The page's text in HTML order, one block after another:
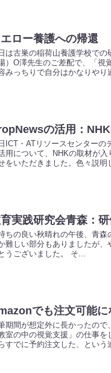
ロー養護への帰還
は古巣の稲荷山養護学校で
）O澤先生のご差配で、「視
みっちりで自分はかなりやり
の活用：
ICT・ATリソースセンターの
用について、NHKの取材が
をいただきました。色々説明
実践研究会青森：
ちの良い秋晴れの午後、青
難しい部分もありましたが
うございました。 そ...
でも注文可能に
期間が想定外に長かったの
教室の中の視覚支援」の仕事
すでに予約注文した、という